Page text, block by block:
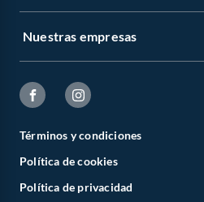
Nuestras empresas
Términos y condiciones
Política de cookies
Política de privacidad